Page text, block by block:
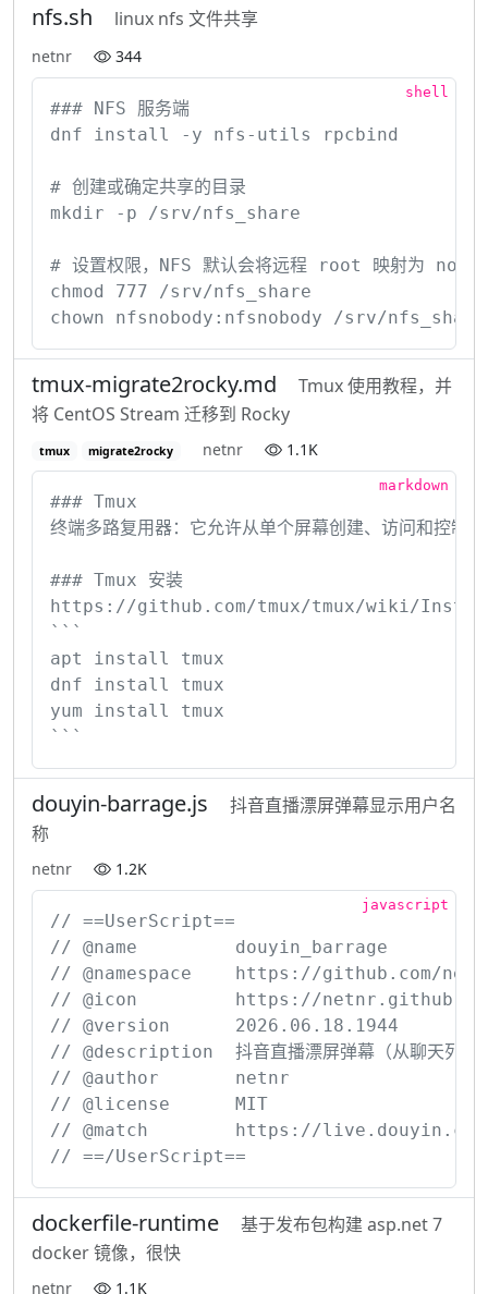
nfs.sh linux nfs 文件共享
netnr 344
### NFS 服务端
dnf install -y nfs-utils rpcbind
# 创建或确定共享的目录
mkdir -p /srv/nfs_share
# 设置权限，NFS 默认会将远程 root 映射为
chmod 777 /srv/nfs_share
chown nfsnobody:nfsnobody /srv/nfs_share
tmux-migrate2rocky.md
Tmux 使用教程，并
将 CentOS Stream 迁移到 Rocky
tmux migrate2rocky netnr 1.1K
### Tmux
终端多路复用器：它允许从单个屏幕创建、访问和控
### Tmux 安装
https://github.com/tmux/tmux/wiki/
```
apt install tmux
dnf install tmux
yum install tmux
```
douyin-barrage.js
抖音直播漂屏弹幕显示用户名
称
netnr 1.2K
// ==UserScript==
// @name         douyin_barrage
// @namespace    https://github.com/
// @icon         https://netnr.github.io/
// @version      2026.06.18.1944
// @description  抖音直播漂屏弹幕（从聊天列
// @author       netnr
// @license      MIT
// @match        https://
// ==/UserScript==
dockerfile-runtime
基于发布包构建 asp.net 7
docker 镜像，很快
netnr 1.1K